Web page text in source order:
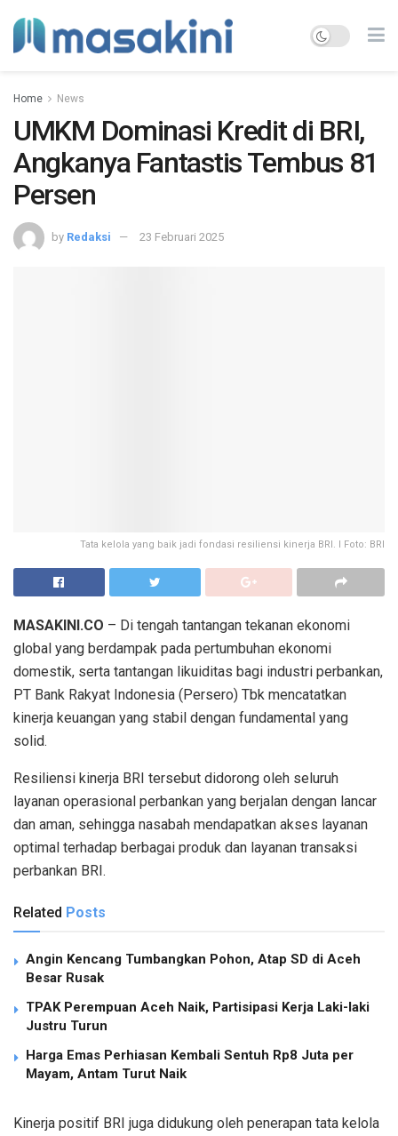
Home News
UMKM Dominasi Kredit di BRI,
Angkanya Fantastis Tembus 81
Persen
by Redaksi 23 Februari 2025
Tata kelola yang baik jadi fondasi resiliensi kinerja BRI. I Foto: BRI
MASAKINI.CO – Di tengah tantangan tekanan ekonomi
global yang berdampak pada pertumbuhan ekonomi
domestik, serta tantangan likuiditas bagi industri perbankan,
PT Bank Rakyat Indonesia (Persero) Tbk mencatatkan
kinerja keuangan yang stabil dengan fundamental yang
solid.
Resiliensi kinerja BRI tersebut didorong oleh seluruh
layanan operasional perbankan yang berjalan dengan lancar
dan aman, sehingga nasabah mendapatkan akses layanan
optimal terhadap berbagai produk dan layanan transaksi
perbankan BRI.
Related Posts
Angin Kencang Tumbangkan Pohon, Atap SD di Aceh
Besar Rusak
TPAK Perempuan Aceh Naik, Partisipasi Kerja Laki-laki
Justru Turun
Harga Emas Perhiasan Kembali Sentuh Rp8 Juta per
Mayam, Antam Turut Naik
Kinerja positif BRI juga didukung oleh penerapan tata kelola